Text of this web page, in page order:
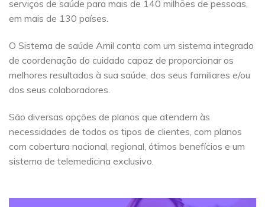
serviços de saúde para mais de 140 milhões de pessoas,
em mais de 130 países.
O Sistema de saúde Amil conta com um sistema integrado
de coordenação do cuidado capaz de proporcionar os
melhores resultados à sua saúde, dos seus familiares e/ou
dos seus colaboradores.
São diversas opções de planos que atendem às
necessidades de todos os tipos de clientes, com planos
com cobertura nacional, regional, ótimos benefícios e um
sistema de telemedicina exclusivo.